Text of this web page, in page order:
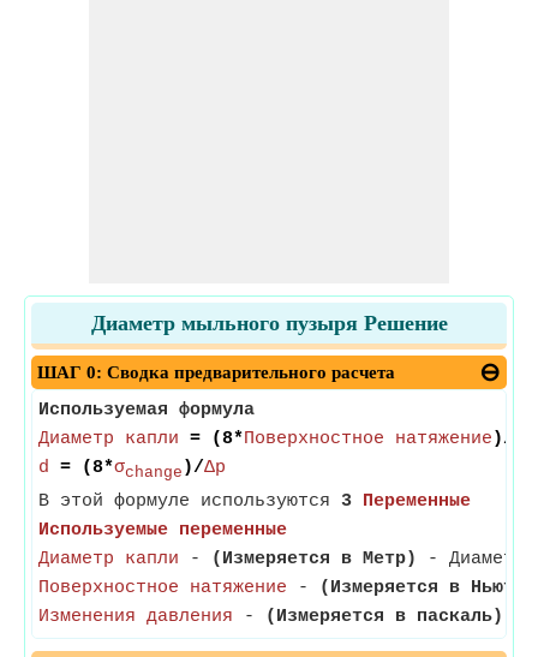
Диаметр мыльного пузыря Решение
ШАГ 0: Сводка предварительного расчета
Используемая формула
Диаметр капли = (8*Поверхностное натяжение )/
d = (8*σchange )/Δp
В этой формуле используются 3 Переменные
Используемые переменные
Диаметр капли - (Измеряется в Метр)
- Диаметр
Поверхностное натяжение -
(Измеряется в
Изменения давления - (Измеряется в паскаль)